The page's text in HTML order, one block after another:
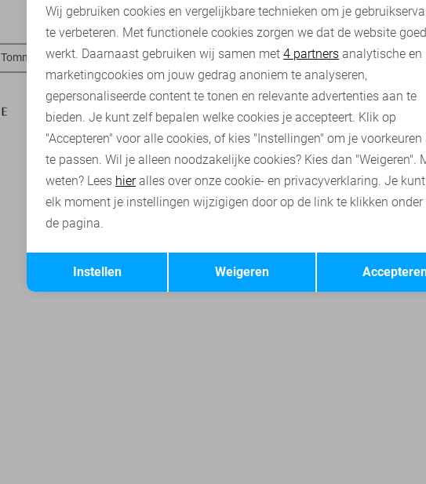
14,95
29,90
14,95
29,90
Tommy Jeans truien Jacqueline de Yong t-shirts Only t-shirts Pieces t-
Analytische cookies Marketing cookies
Terug Opslaan
Wij gebruiken cookies en vergelijkbare technieken om je
te verbeteren. Met functionele cookies zorgen we dat de website goed
werkt. Daarnaast gebruiken wij samen met 4 partners analytische en
marketingcookies om jouw gedrag anoniem te analyseren,
gepersonaliseerde content te tonen en relevante advertenties aan te
bieden. Je kunt zelf bepalen welke cookies je accepteert. Klik op
"Accepteren" voor alle cookies, of kies "Instellingen" om je voorkeuren
te passen. Wil je alleen noodzakelijke cookies? Kies dan "Weigeren".
weten? Lees hieralles over onze cookie- en privacyverklaring. Je
elk moment je instellingen wijzigigen door op de link te klikken onder
de pagina.
Weigeren
Instellen